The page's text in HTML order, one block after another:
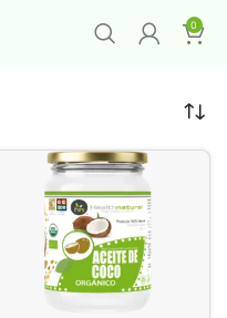
0
y llévate 1
YA